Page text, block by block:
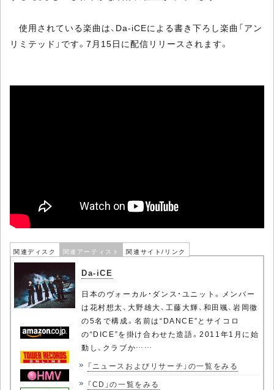
使用されている楽曲は、Da-iCEによる書き下ろし楽曲「アン
リミテッド」です。7月15日に配信リリースされます。
関連ディスク 関連アーティスト 関連サイト/リンク
Da-iCE
日本のヴォーカル・ダンス・ユニット。メンバー
は花村想太、大野雄大、工藤大輝、和田颯、岩岡徹
の5名で構成。名前は“DANCE”とサイコロ
の“DICE”を掛け合わせた造語。2011年1月に始
動し、クラブか……
「ニュースおよびリサーチ」の一覧をみる
「CD」の一覧をみる